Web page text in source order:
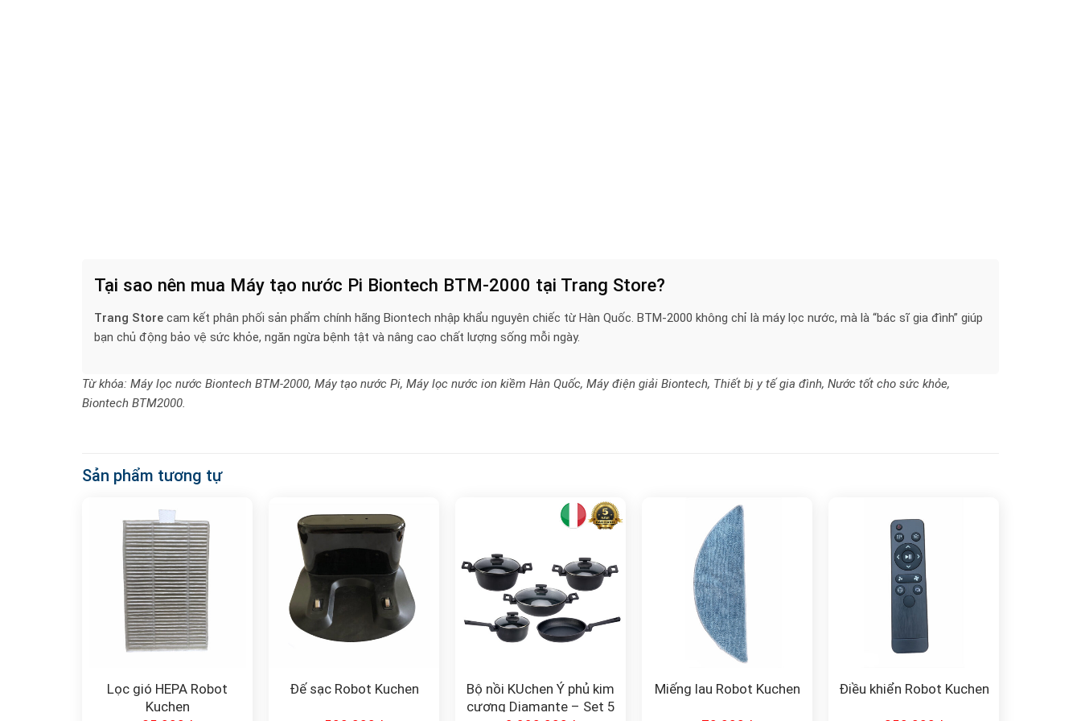
Tại sao nên mua Máy tạo nước Pi Biontech BTM-2000 tại Trang Store?
Trang Store cam kết phân phối sản phẩm chính hãng Biontech nhập khẩu nguyên chiếc từ Hàn Quốc. BTM-2000 không chỉ là máy lọc nước, mà là “bác sĩ gia đình” giúp
bạn chủ động bảo vệ sức khỏe, ngăn ngừa bệnh tật và nâng cao chất lượng sống mỗi ngày.
Từ khóa: Máy lọc nước Biontech BTM-2000, Máy tạo nước Pi, Máy lọc nước ion kiềm Hàn Quốc, Máy điện giải Biontech, Thiết bị y tế gia đình, Nước tốt cho sức khỏe,
Biontech BTM2000.
Sản phẩm tương tự
Lọc gió HEPA Robot
Kuchen
Đế sạc Robot Kuchen
Bộ nồi KUchen Ý phủ kim
cương Diamante – Set 5
Miếng lau Robot Kuchen Điều khiển Robot Kuchen